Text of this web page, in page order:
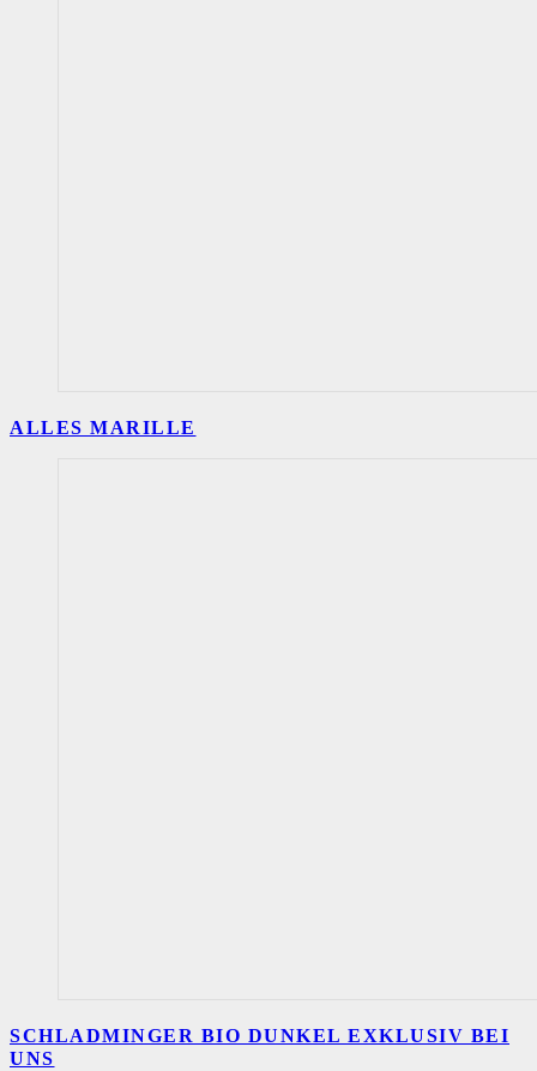
ALLES MARILLE
SCHLADMINGER BIO DUNKEL EXKLUSIV BEI
UNS